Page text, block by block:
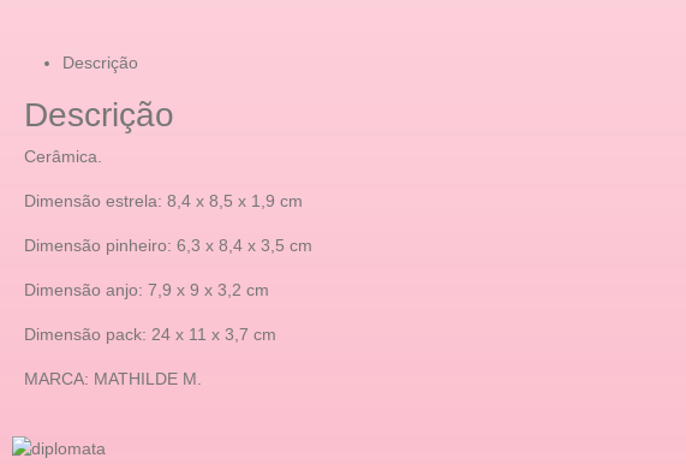
Descrição
Descrição
Cerâmica.
Dimensão estrela: 8,4 x 8,5 x 1,9 cm
Dimensão pinheiro: 6,3 x 8,4 x 3,5 cm
Dimensão anjo: 7,9 x 9 x 3,2 cm
Dimensão pack: 24 x 11 x 3,7 cm
MARCA: MATHILDE M.